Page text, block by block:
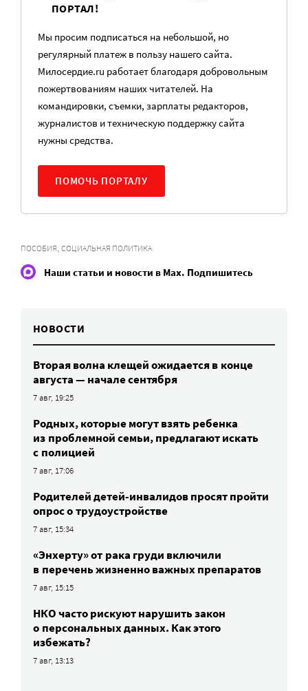
ПОРТАЛ!
Мы просим подписаться на небольшой, но
регулярный платеж в пользу нашего сайта.
Милосердие.ru работает благодаря добровольным
пожертвованиям наших читателей. На
командировки, съемки, зарплаты редакторов,
журналистов и техническую поддержку сайта
нужны средства.
ПОМОЧЬ ПОРТАЛУ
ПОСОБИЯ, СОЦИАЛЬНАЯ ПОЛИТИКА
Наши статьи и новости в Max. Подпишитесь
НОВОСТИ
Вторая волна клещей ожидается в конце
августа — начале сентября
7 авг, 19:25
Родных, которые могут взять ребенка
из проблемной семьи, предлагают искать
с полицией
7 авг, 17:06
Родителей детей-инвалидов просят пройти
опрос о трудоустройстве
7 авг, 15:34
«Энхерту» от рака груди включили
в перечень жизненно важных препаратов
7 авг, 15:15
НКО часто рискуют нарушить закон
о персональных данных. Как этого
избежать?
7 авг, 13:13